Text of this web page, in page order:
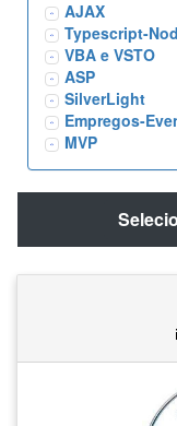
AJAX
Typescript-
VBA e VSTO
ASP
SilverLight
Empregos-
MVP